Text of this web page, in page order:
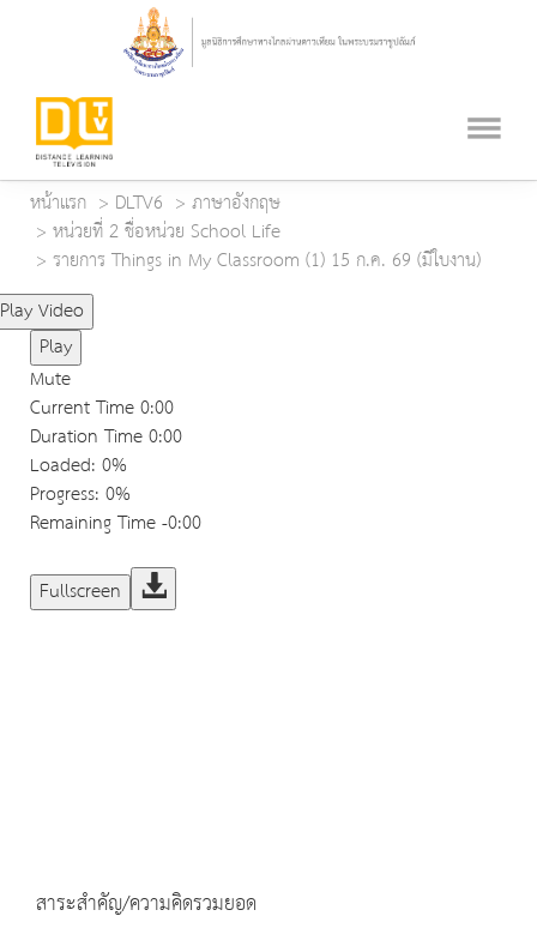
หน้าแรก DLTV6
ภาษาอังกฤษ
หน่วยที่ 2 ชื่อหน่วย School Life
รายการ Things in My Classroom (1) 15 ก.ค. 69 (มีใบงาน)
Play Video
Play
Mute
Current Time0:00
Duration Time0:00
Loaded: 0%
Progress: 0%
Remaining Time-0:00
Fullscreen
สาระสำคัญ/ความคิดรวมยอด